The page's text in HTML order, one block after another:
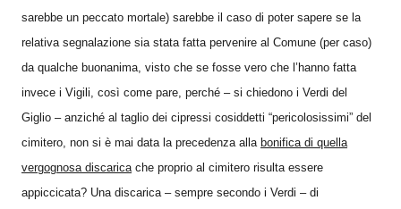
sarebbe un peccato mortale) sarebbe il caso di poter sapere se la
relativa segnalazione sia stata fatta pervenire al Comune (per caso)
da qualche buonanima, visto che se fosse vero che l’hanno fatta
invece i Vigili, così come pare, perché – si chiedono i Verdi del
Giglio – anziché al taglio dei cipressi cosiddetti “pericolosissimi” del
cimitero, non si è mai data la precedenza alla bonifica di quella
vergognosa discaricache proprio al cimitero risulta essere
appiccicata? Una discarica – sempre secondo i Verdi – di